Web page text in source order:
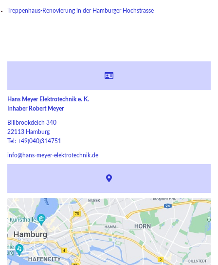
Treppenhaus-Renovierung in der Hamburger Hochstrasse
Hans Meyer Elektrotechnik e. K.
Inhaber Robert Meyer
Billbrookdeich 340
22113 Hamburg
Tel: +49(040)314751
info@hans-meyer-elektrotechnik.de